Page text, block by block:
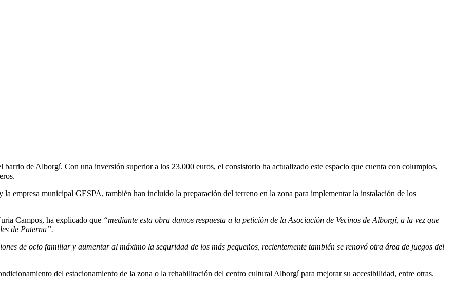
barrio de Alborgí. Con una inversión superior a los 23.000 euros, el consistorio ha actualizado este espacio que cuenta con columpios,
empresa municipal GESPA, también han incluido la preparación del terreno en la zona para implementar la instalación de los
Campos, ha explicado que “mediante esta obra damos respuesta a la petición de la Asociación de Vecinos de Alborgí, a la vez que
de Paterna”.
de ocio familiar y aumentar al máximo la seguridad de los más pequeños, recientemente también se renovó otra área de juegos del
del estacionamiento de la zona o la rehabilitación del centro cultural Alborgí para mejorar su accesibilidad, entre otras.